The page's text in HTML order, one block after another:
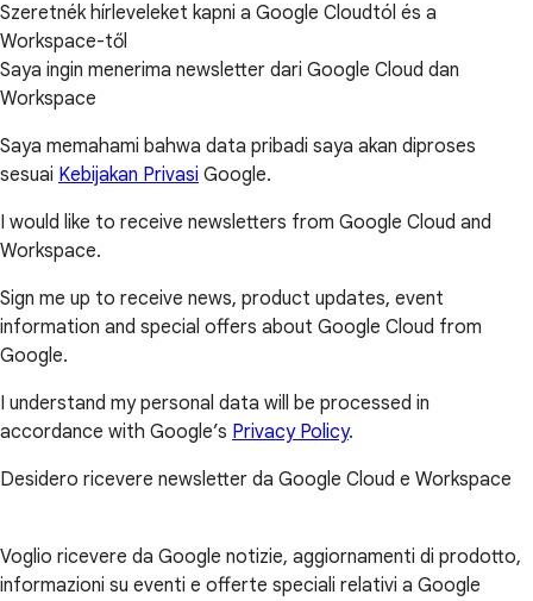
Szeretnék hírleveleket kapni a Google Cloudtól és a
Workspace-től
Saya ingin menerima newsletter dari Google Cloud dan
Workspace
Saya memahami bahwa data pribadi saya akan diproses
sesuai Kebijakan Privasi Google.
I would like to receive newsletters from Google Cloud and
Workspace.
Sign me up to receive news, product updates, event
information and special offers about Google Cloud from
Google.
I understand my personal data will be processed in
accordance with Google’s Privacy Policy.
Desidero ricevere newsletter da Google Cloud e Workspace
Voglio ricevere da Google notizie, aggiornamenti di prodotto,
informazioni su eventi e offerte speciali relativi a Google